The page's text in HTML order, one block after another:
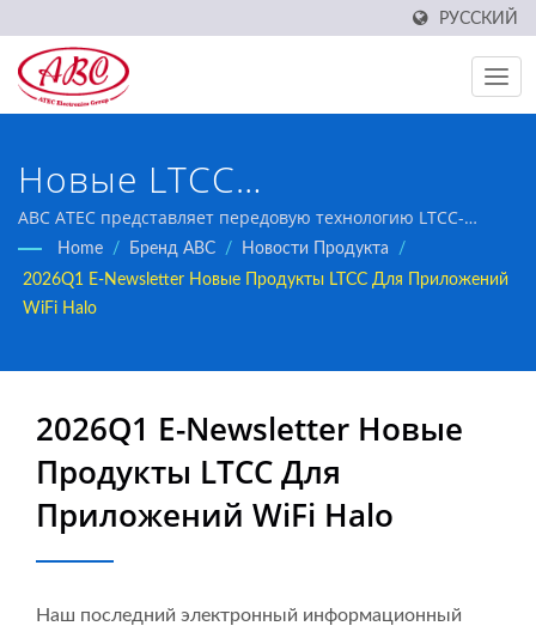
РУССКИЙ
Новые LTCC
низкочастотные фильтры
для приложений WiFi
HaLow
ABC ATEC представляет передовую технологию LTCC-
фильтров, поддерживающую умные города,
промышленный мониторинг и умное сельское хозяйство с
превосходным подавлением частотного диапазона GPS.
Home / Бренд ABC / Новости Продукта
/
2026Q1 E-Newsletter Новые Продукты LTCC Для Приложений
WiFi Halo
2026Q1 E-Newsletter Новые
Продукты LTCC Для
Приложений WiFi Halo
Наш последний электронный информационный